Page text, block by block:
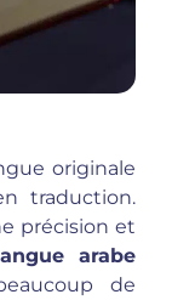
originale
traduction.
précision et
arabe
de